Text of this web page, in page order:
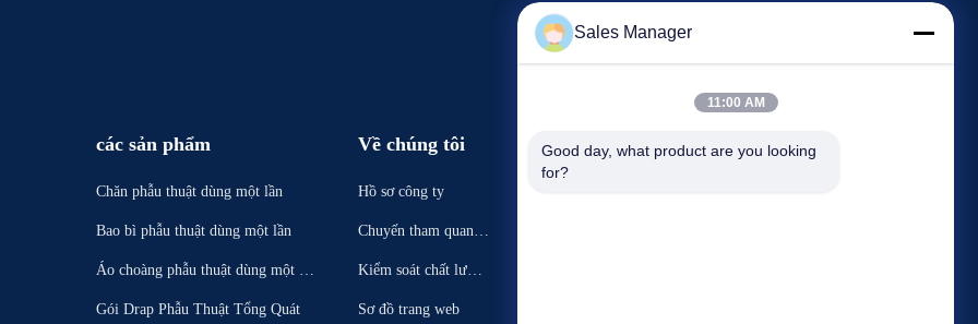
các sản phẩm
Chăn phẫu thuật dùng một lần
Bao bì phẫu thuật dùng một lần
Áo choàng phẫu thuật dùng một lầ
Gói Drap Phẫu Thuật Tổng Quát
Về chúng tôi
Hồ sơ công ty
Chuyến tham quan n
hà máy
Kiểm soát chất lượn
Sơ đồ trang web
Sự kiện
Yêu cầu Đặt giá
Sales Manager
11:00 AM
Good day, what product are you looking
for?